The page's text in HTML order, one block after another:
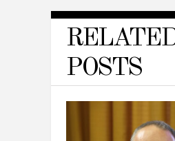
POSTS